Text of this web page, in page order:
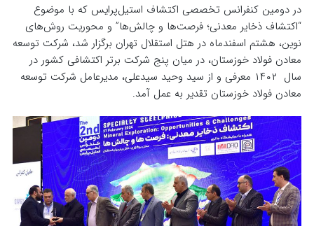
در دومین کنفرانس تخصصی اکتشاف استیل‌پرایس که با موضوع
“اکتشاف ذخایر معدنی؛ فرصت‌ها و چالش‌ها” و محوریت روش‌های
نوین، هشتم اسفندماه در هتل استقلال تهران برگزار شد، شرکت توسعه
معادن فولاد خوزستان، در میان پنج شرکت برتر اکتشافی کشور در
سال ۱۴۰۲ معرفی و از سید وحید سیدعلی، مدیرعامل شرکت توسعه
معادن فولاد خوزستان تقدیر به عمل آمد.